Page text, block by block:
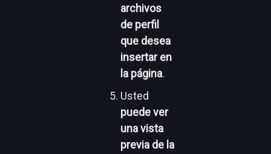
archivos
de perfil
que desea
insertar en
la página.
Usted
puede ver
una vista
previa de la